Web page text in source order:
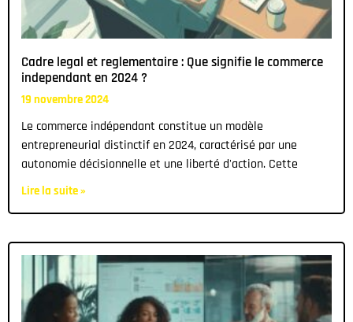
Cadre legal et reglementaire : Que signifie le commerce
independant en 2024 ?
19 novembre 2024
Le commerce indépendant constitue un modèle
entrepreneurial distinctif en 2024, caractérisé par une
autonomie décisionnelle et une liberté d'action. Cette
Lire la suite »